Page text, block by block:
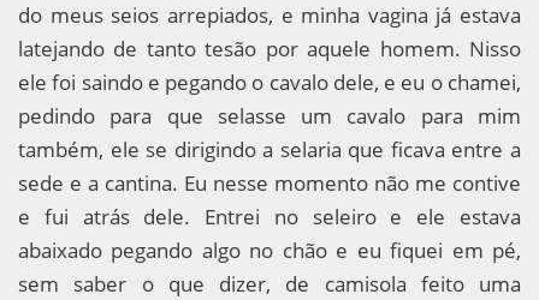
do meus seios arrepiados, e minha vagina já estava
latejando de tanto tesão por aquele homem. Nisso
ele foi saindo e pegando o cavalo dele, e eu o chamei,
pedindo para que selasse um cavalo para mim
também, ele se dirigindo a selaria que ficava entre a
sede e a cantina. Eu nesse momento não me contive
e fui atrás dele. Entrei no seleiro e ele estava
abaixado pegando algo no chão e eu fiquei em pé,
sem saber o que dizer, de camisola feito uma